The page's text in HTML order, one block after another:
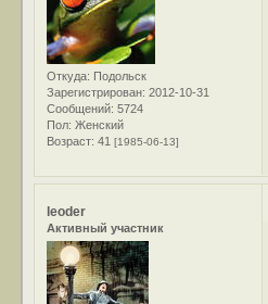
Откуда: Подольск
Зарегистрирован: 2012-10-31
Сообщений: 5724
Пол: Женский
Возраст: 41[1985-06-13]
leoder
Активный участник